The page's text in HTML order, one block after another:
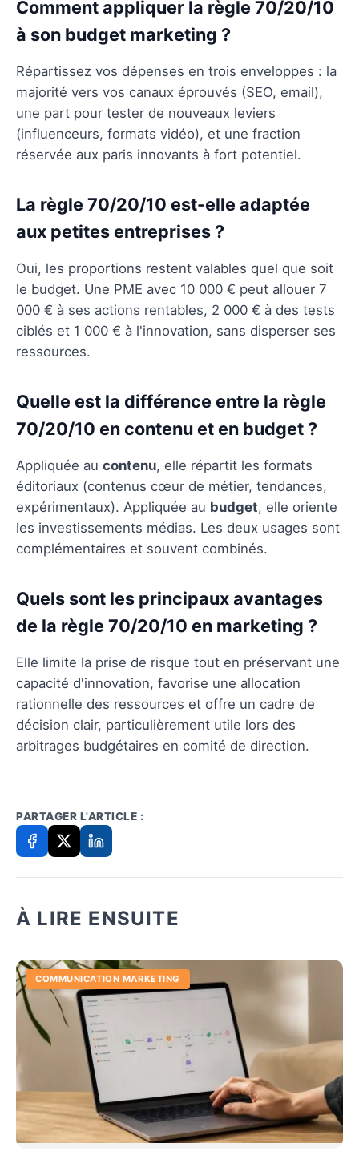
Comment appliquer la règle 70/20/10
à son budget marketing ?
Répartissez vos dépenses en trois enveloppes : la
majorité vers vos canaux éprouvés (SEO, email),
une part pour tester de nouveaux leviers
(influenceurs, formats vidéo), et une fraction
réservée aux paris innovants à fort potentiel.
La règle 70/20/10 est-elle adaptée
aux petites entreprises ?
Oui, les proportions restent valables quel que soit
le budget. Une PME avec 10 000 € peut allouer 7
000 € à ses actions rentables, 2 000 € à des tests
ciblés et 1 000 € à l'innovation, sans disperser ses
ressources.
Quelle est la différence entre la règle
70/20/10 en contenu et en budget ?
Appliquée au contenu, elle répartit les formats
éditoriaux (contenus cœur de métier, tendances,
expérimentaux). Appliquée au budget, elle oriente
les investissements médias. Les deux usages sont
complémentaires et souvent combinés.
Quels sont les principaux avantages
de la règle 70/20/10 en marketing ?
Elle limite la prise de risque tout en préservant une
capacité d'innovation, favorise une allocation
rationnelle des ressources et offre un cadre de
décision clair, particulièrement utile lors des
arbitrages budgétaires en comité de direction.
PARTAGER L'ARTICLE :
À LIRE ENSUITE
COMMUNICATION MARKETING